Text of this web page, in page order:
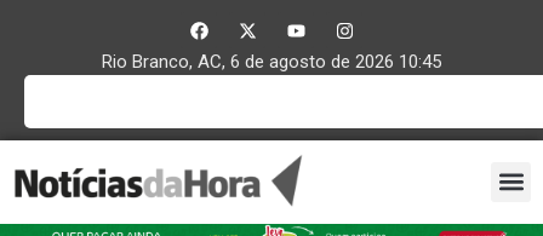
Rio Branco, AC, 6 de agosto de 2026 10:45